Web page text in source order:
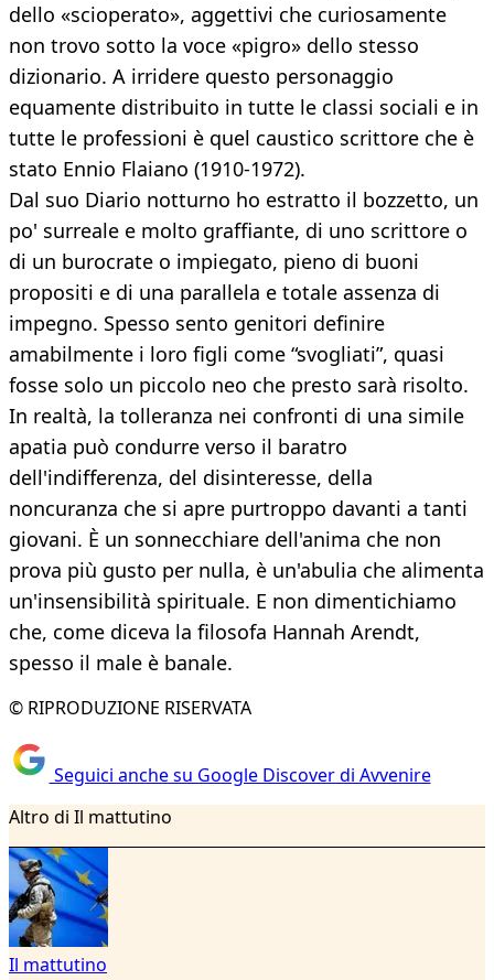
dello «scioperato», aggettivi che curiosamente
non trovo sotto la voce «pigro» dello stesso
dizionario. A irridere questo personaggio
equamente distribuito in tutte le classi sociali e in
tutte le professioni è quel caustico scrittore che è
stato Ennio Flaiano (1910-1972).
Dal suo Diario notturno ho estratto il bozzetto, un
po' surreale e molto graffiante, di uno scrittore o
di un burocrate o impiegato, pieno di buoni
propositi e di una parallela e totale assenza di
impegno. Spesso sento genitori definire
amabilmente i loro figli come “svogliati”, quasi
fosse solo un piccolo neo che presto sarà risolto.
In realtà, la tolleranza nei confronti di una simile
apatia può condurre verso il baratro
dell'indifferenza, del disinteresse, della
noncuranza che si apre purtroppo davanti a tanti
giovani. È un sonnecchiare dell'anima che non
prova più gusto per nulla, è un'abulia che alimenta
un'insensibilità spirituale. E non dimentichiamo
che, come diceva la filosofa Hannah Arendt,
spesso il male è banale.
© RIPRODUZIONE RISERVATA
Seguici anche su Google Discover di Avvenire
Altro di Il mattutino
Il mattutino